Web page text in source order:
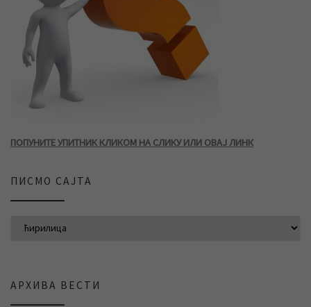
ПОПУНИТЕ УПИТНИК КЛИКОМ НА СЛИКУ ИЛИ ОВАЈ ЛИНК
ПИСМО САЈТА
АРХИВА ВЕСТИ